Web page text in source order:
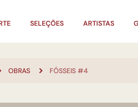
SELEÇÕES ARTISTAS
OBRAS FÓSSEIS #4